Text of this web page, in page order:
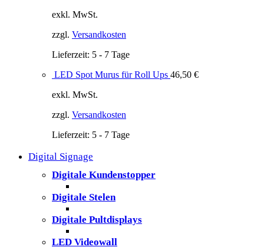
exkl. MwSt.
zzgl. Versandkosten
Lieferzeit: 5 - 7 Tage
LED Spot Murus für Roll Ups 46,50 €
exkl. MwSt.
zzgl. Versandkosten
Lieferzeit: 5 - 7 Tage
Digital Signage
Digitale Kundenstopper
Digitale Stelen
Digitale Pultdisplays
LED Videowall